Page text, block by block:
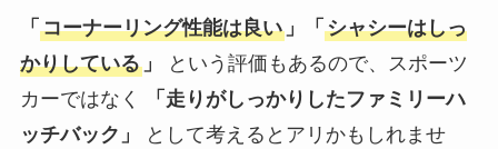
「 コーナーリング性能は良い」「 シャシーはしっ
かりしている」
という評価もあるので、スポーツ
カーではなく
「走りがしっかりしたファミリーハ
ッチバック」
として考えるとアリかもしれませ